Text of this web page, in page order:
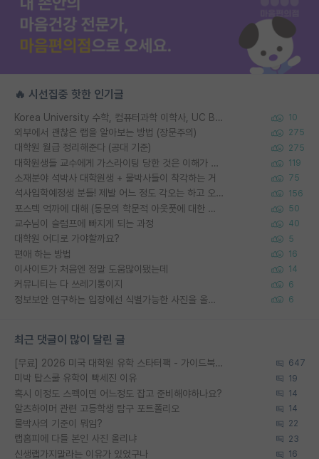
🔥 시선집중 핫한 인기글
Korea University 수학, 컴퓨터과학 이학사, UC Berkeley 산업공학 대학원 공학박사가 되는 것은 쉽지 않겠죠? 10
외부에서 괜찮은 랩을 알아보는 방법 (장문주의) 275
대학원 월급 정리해준다 (공대 기준) 275
대학원생들 교수에게 가스라이팅 당한 것은 이해가 갑니다. 안타깝네요. 119
소재분야 석박사 대학원생 + 물박사들이 착각하는 거 75
석사입학예정생 분들! 제발 어느 정도 각오는 하고 오세요. 156
포스텍 억까에 대해 (동문의 학문적 아웃풋에 대한 반박) 50
교수님이 슬럼프에 빠지게 되는 과정 40
대학원 어디로 가야할까요? 5
편애 하는 방법 16
이사이트가 처음엔 정말 도움많이됐는데 14
커뮤니티는 다 쓰레기통이지 6
정보보안 연구하는 입장에선 식별가능한 사진을 올리는건 비추이긴함 6
최근 댓글이 많이 달린 글
[무료] 2026 미국 대학원 유학 스타터팩 - 가이드북 & 합격자 컨택메일 템플릿 647
미박 탑스쿨 유학이 빡세진 이유 19
혹시 이정도 스펙이면 어느정도 잡고 준비해야하나요? 14
알츠하이머 관련 고등학생 탐구 포트폴리오 14
물박사의 기준이 뭐임? 22
랩홈피에 다들 본인 사진 올리냐 23
신생랩가지말라는 이유가 있었구나 16